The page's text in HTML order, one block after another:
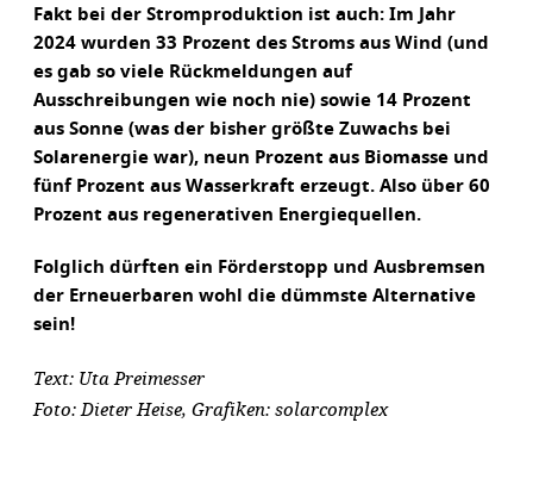
Fakt bei der Stromproduktion ist auch: Im Jahr
2024 wurden 33 Prozent des Stroms aus Wind (und
es gab so viele Rückmeldungen auf
Ausschreibungen wie noch nie) sowie 14 Prozent
aus Sonne (was der bisher größte Zuwachs bei
Solarenergie war), neun Prozent aus Biomasse und
fünf Prozent aus Wasserkraft erzeugt. Also über 60
Prozent aus regenerativen Energiequellen.
Folglich dürften ein Förderstopp und Ausbremsen
der Erneuerbaren wohl die dümmste Alternative
sein!
Text: Uta Preimesser
Foto: Dieter Heise, Grafiken: solarcomplex